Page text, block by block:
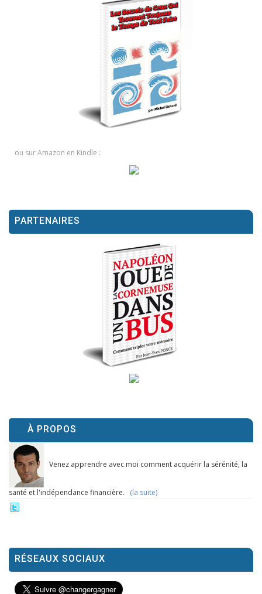
ou sur Amazon en Kindle :
PARTENAIRES
À PROPOS
Venez apprendre avec moi comment acquérir la sérénité, la
santé et l'indépendance financière. (la suite)
RÉSEAUX SOCIAUX